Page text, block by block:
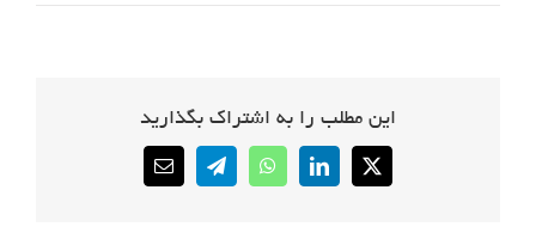
این مطلب را به اشتراک بگذارید
X
LinkedIn
WhatsApp
Telegram
Email